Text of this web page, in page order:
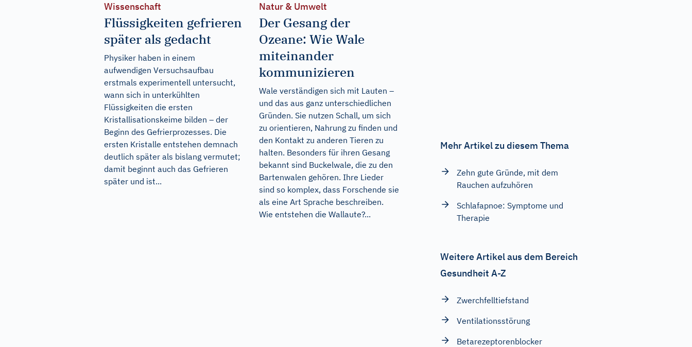
Wissenschaft
Flüssigkeiten gefrieren
später als gedacht
Physiker haben in einem
aufwendigen Versuchsaufbau
erstmals experimentell untersucht,
wann sich in unterkühlten
Flüssigkeiten die ersten
Kristallisationskeime bilden – der
Beginn des Gefrierprozesses. Die
ersten Kristalle entstehen demnach
deutlich später als bislang vermutet;
damit beginnt auch das Gefrieren
später und ist...
Natur & Umwelt
Der Gesang der
Ozeane: Wie Wale
miteinander
kommunizieren
Wale verständigen sich mit Lauten –
und das aus ganz unterschiedlichen
Gründen. Sie nutzen Schall, um sich
zu orientieren, Nahrung zu finden und
den Kontakt zu anderen Tieren zu
halten. Besonders für ihren Gesang
bekannt sind Buckelwale, die zu den
Bartenwalen gehören. Ihre Lieder
sind so komplex, dass Forschende sie
als eine Art Sprache beschreiben.
Wie entstehen die Wallaute?...
Mehr Artikel zu diesem Thema
Zehn gute Gründe, mit dem
Rauchen aufzuhören
Schlafapnoe: Symptome und
Therapie
Weitere Artikel aus dem Bereich
Gesundheit A-Z
Zwerchfelltiefstand
Ventilationsstörung
Betarezeptorenblocker